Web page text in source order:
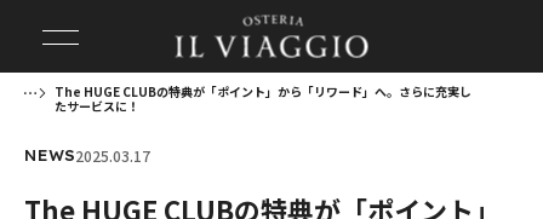
The HUGE CLUBの特典が「ポイント」から「リワード」へ。さらに充実し
たサービスに！
NEWS2025.03.17
The HUGE CLUBの特典が「ポイント」